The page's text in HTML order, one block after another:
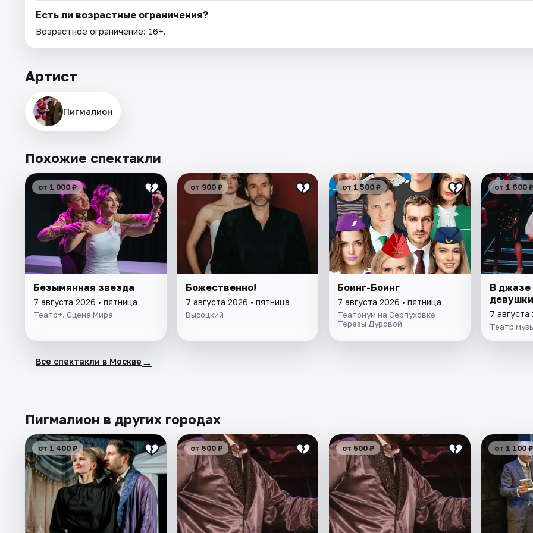
Есть ли возрастные ограничения?
Возрастное ограничение: 16+.
Артист
Пигмалион
Похожие спектакли
от 1 000 ₽
Безымянная звезда
7 августа 2026 • пятница
Театр+. Сцена Мира
от 900 ₽
Божественно!
7 августа 2026 • пятница
Высоцкий
от 1 500 ₽
Боинг-Боинг
7 августа 2026 • пятница
Театриум на Серпуховке
Терезы Дуровой
от 1 600 ₽
В джазе
девушки
7 августа
Театр
Все спектакли в Москве →
Пигмалион в других городах
от 1 400 ₽ от 500 ₽ от 500 ₽ от 1 100 ₽